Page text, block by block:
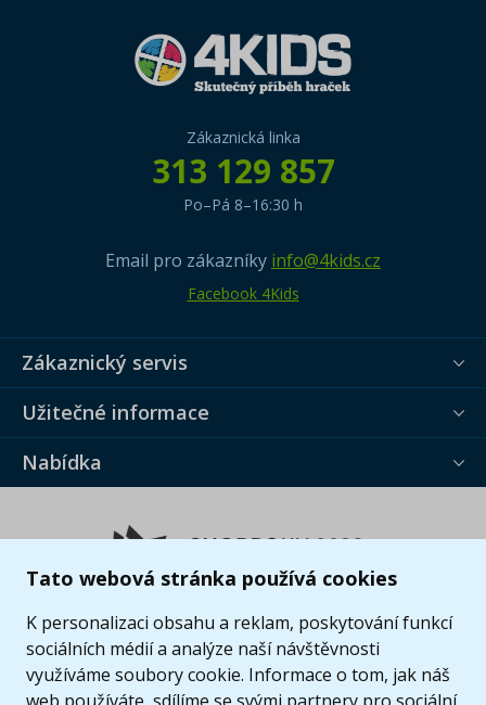
Tato webová stránka používá cookies
K personalizaci obsahu a reklam, poskytování funkcí
sociálních médií a analýze naší návštěvnosti
využíváme soubory cookie. Informace o tom, jak náš
Zákaznická linka
313 129 857
Po–Pá 8–16:30 h
Email pro zákazníky info@4kids.cz
Facebook 4Kids
Zákaznický servis
Užitečné informace
Nabídka